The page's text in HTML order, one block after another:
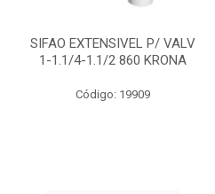
SIFAO EXTENSIVEL P/ VALV
1-1.1/4-1.1/2 860 KRONA
Código: 19909